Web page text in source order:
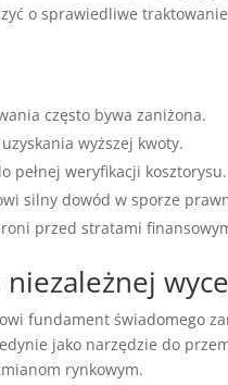
o sprawiedliwe
często bywa zaniżona.
wyższej kwoty.
pełnej weryfikacji kosztorysu.
silny dowód w sporze
przed stratami
fundament świadomego
jako narzędzie do
rynkowym.